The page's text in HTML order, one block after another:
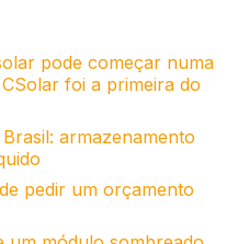
pode começar numa
foi a primeira do
armazenamento
pedir um orçamento